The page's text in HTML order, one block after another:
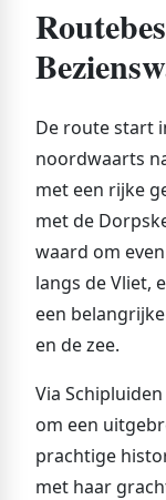
De route start
noordwaarts
met een rijke
met de
waard om
langs de Vliet,
een
en de zee.
Via
om een
prachtige
met haar